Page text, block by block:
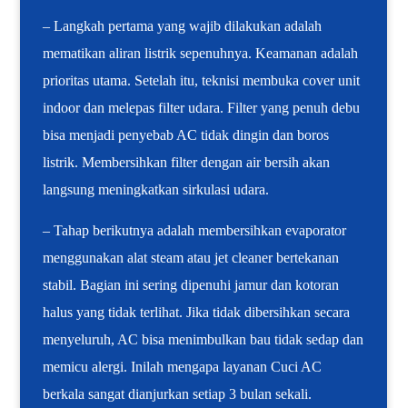
– Langkah pertama yang wajib dilakukan adalah
mematikan aliran listrik sepenuhnya. Keamanan adalah
prioritas utama. Setelah itu, teknisi membuka cover unit
indoor dan melepas filter udara. Filter yang penuh debu
bisa menjadi penyebab AC tidak dingin dan boros
listrik. Membersihkan filter dengan air bersih akan
langsung meningkatkan sirkulasi udara.
– Tahap berikutnya adalah membersihkan evaporator
menggunakan alat steam atau jet cleaner bertekanan
stabil. Bagian ini sering dipenuhi jamur dan kotoran
halus yang tidak terlihat. Jika tidak dibersihkan secara
menyeluruh, AC bisa menimbulkan bau tidak sedap dan
memicu alergi. Inilah mengapa layanan Cuci AC
berkala sangat dianjurkan setiap 3 bulan sekali.